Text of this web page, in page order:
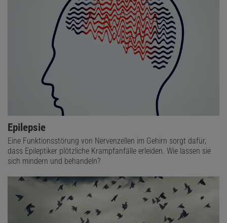
Epilepsie
Eine Funktionsstörung von Nervenzellen im Gehirn sorgt dafür,
dass Epileptiker plötzliche Krampfanfälle erleiden. Wie lassen sie
sich mindern und behandeln?